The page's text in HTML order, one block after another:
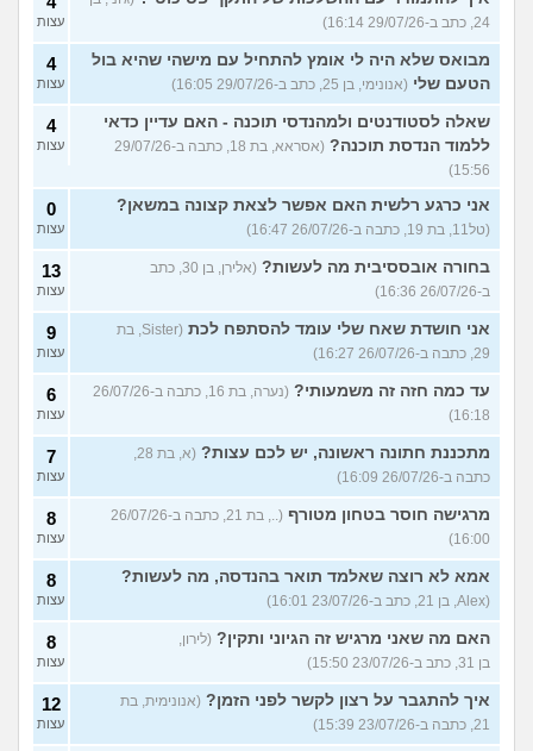
24, כתב ב-29/07/26 16:14)
עצות
מבואס שלא היה לי אומץ להתחיל עם מישהי שהיא בול
הטעם שלי (אנונימי, בן 25, כתב ב-29/07/26 16:05)
4
עצות
שאלה לסטודנטים ולמהנדסי תוכנה - האם עדיין כדאי
ללמוד הנדסת תוכנה?
(אסראא, בת 18, כתבה ב-29/07/26
15:56)
4
עצות
אני כרגע רלשית האם אפשר לצאת קצונה במשאן?
(טל11, בת 19, כתבה ב-26/07/26 16:47)
0
עצות
בחורה אובססיבית מה לעשות?
(אלירן, בן 30, כתב
ב-26/07/26 16:36)
13
עצות
אני חושדת שאח שלי עומד להסתפח לכת
(Sister, בת
29, כתבה ב-26/07/26 16:27)
9
עצות
עד כמה חזה זה משמעותי?
(נערה, בת 16, כתבה ב-26/07/26
16:18)
6
עצות
מתכננת חתונה ראשונה, יש לכם עצות?
(א, בת 28,
כתבה ב-26/07/26 16:09)
7
עצות
מרגישה חוסר בטחון מטורף
(.., בת 21, כתבה ב-26/07/26
16:00)
8
עצות
אמא לא רוצה שאלמד תואר בהנדסה, מה לעשות?
(Alex, בן 21, כתב ב-23/07/26 16:01)
8
עצות
האם מה שאני מרגיש זה הגיוני ותקין? (לירון,
בן 31, כתב ב-23/07/26 15:50)
8
עצות
איך להתגבר על רצון לקשר לפני הזמן? (אנונימית, בת
21, כתבה ב-23/07/26 15:39)
12
עצות